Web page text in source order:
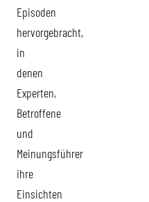
Episoden
hervorgebracht,
in
denen
Experten,
Betroffene
und
Meinungsführer
ihre
Einsichten